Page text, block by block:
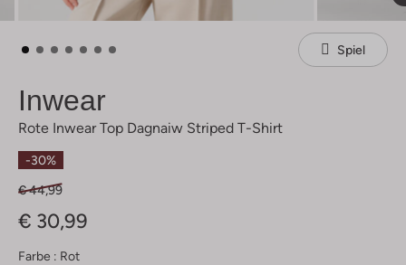
Spiel
Inwear
Rote Inwear Top Dagnaiw Striped T-Shirt
-30%
€ 44,99
€ 30,99
Farbe : Rot